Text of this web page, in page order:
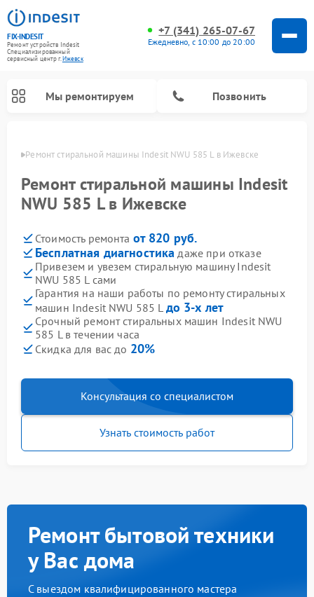
FIX-INDESIT
Ремонт устройств Indesit
Специализированный
cервисный центр г.Ижевск
+7 (341) 265-07-67
Ежедневно, с 10:00 до 20:00
Мы ремонтируем Позвонить
Ремонт стиральной машины Indesit NWU 585 L в Ижевске
Ремонт стиральной машины Indesit
NWU 585 L в Ижевске
Стоимость ремонта от 820 руб.
Бесплатная диагностика даже при отказе
Привезем и увезем стиральную машину Indesit
NWU 585 L сами
Гарантия на наши работы по ремонту стиральных
машин Indesit NWU 585 L до 3-х лет
Срочный ремонт стиральных машин Indesit NWU
585 L в течении часа
Скидка для вас до 20%
Консультация со специалистом
Узнать стоимость работ
Ремонт бытовой техники
у Вас дома
С выездом квалифицированного мастера